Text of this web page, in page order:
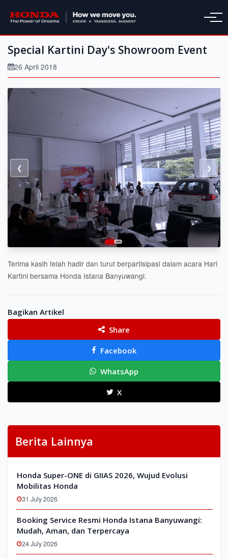
Special Kartini Day's Showroom Event
26 April 2018
❮ ❯
Terima kasih telah hadir dan turut berpartisipasi dalam acara Hari
Kartini bersama Honda Istana Banyuwangi.
Bagikan Artikel
Share
Facebook
WhatsApp
X
Berita Lainnya
Honda Super-ONE di GIIAS 2026, Wujud Evolusi
Mobilitas Honda
31 July 2026
Booking Service Resmi Honda Istana Banyuwangi:
Mudah, Aman, dan Terpercaya
24 July 2026